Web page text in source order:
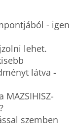
- igen
lehet.
látva -
szemben